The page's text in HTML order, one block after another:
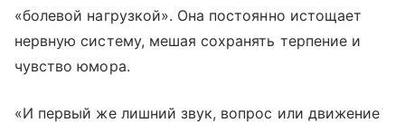
«болевой нагрузкой». Она постоянно истощает
нервную систему, мешая сохранять терпение и
чувство юмора.
«И первый же лишний звук, вопрос или движение